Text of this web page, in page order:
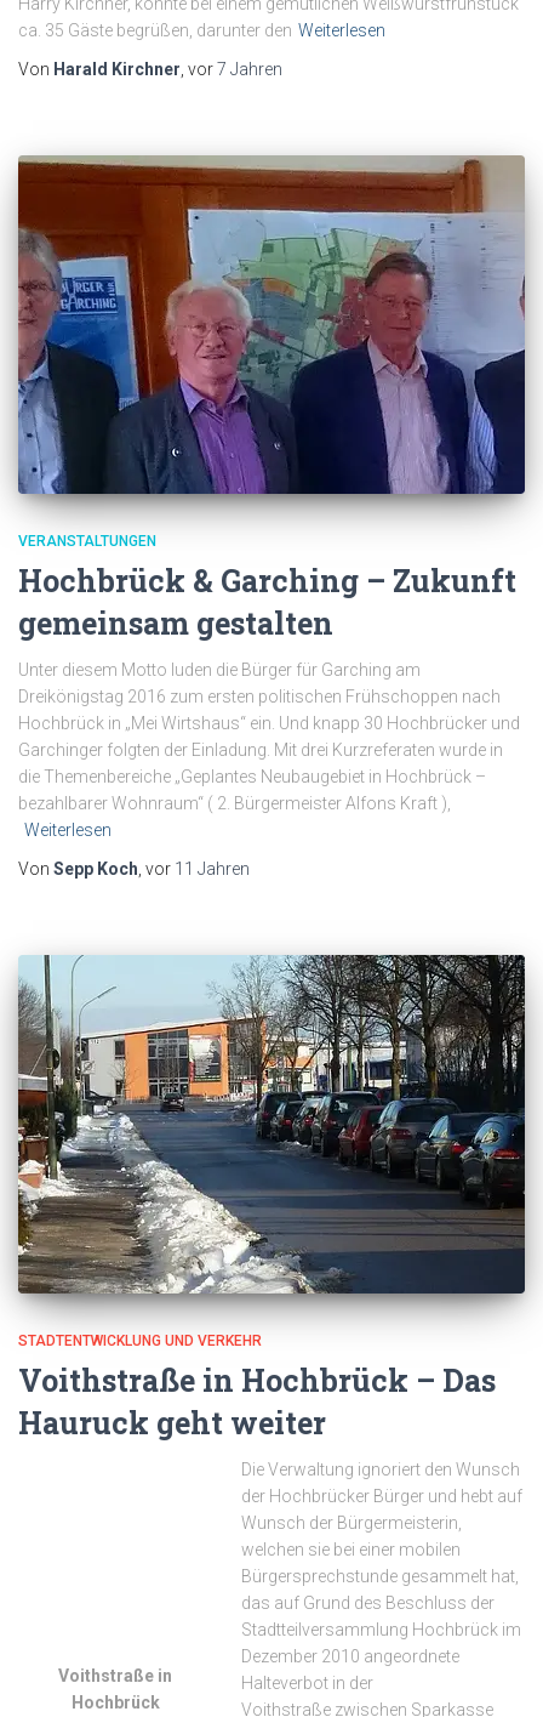
ca. 35 Gäste begrüßen, darunter den Weiterlesen
Von Harald Kirchner , vor7 Jahren
VERANSTALTUNGEN
Hochbrück & Garching – Zukunft
gemeinsam gestalten
Unter diesem Motto luden die Bürger für Garching am
Dreikönigstag 2016 zum ersten politischen Frühschoppen nach
Hochbrück in „Mei Wirtshaus“ ein. Und knapp 30 Hochbrücker und
Garchinger folgten der Einladung. Mit drei Kurzreferaten wurde in
die Themenbereiche „Geplantes Neubaugebiet in Hochbrück –
bezahlbarer Wohnraum“ ( 2. Bürgermeister Alfons Kraft ),
Weiterlesen
Von Sepp Koch , vor 11 Jahren
STADTENTWICKLUNG UND VERKEHR
Voithstraße in Hochbrück – Das
Hauruck geht weiter
Voithstraße in
Hochbrück
Die Verwaltung ignoriert den Wunsch
der Hochbrücker Bürger und hebt auf
Wunsch der Bürgermeisterin,
welchen sie bei einer mobilen
Bürgersprechstunde gesammelt hat,
das auf Grund des Beschluss der
Stadtteilversammlung Hochbrück im
Dezember 2010 angeordnete
Halteverbot in der
Voithstraße zwischen Sparkasse